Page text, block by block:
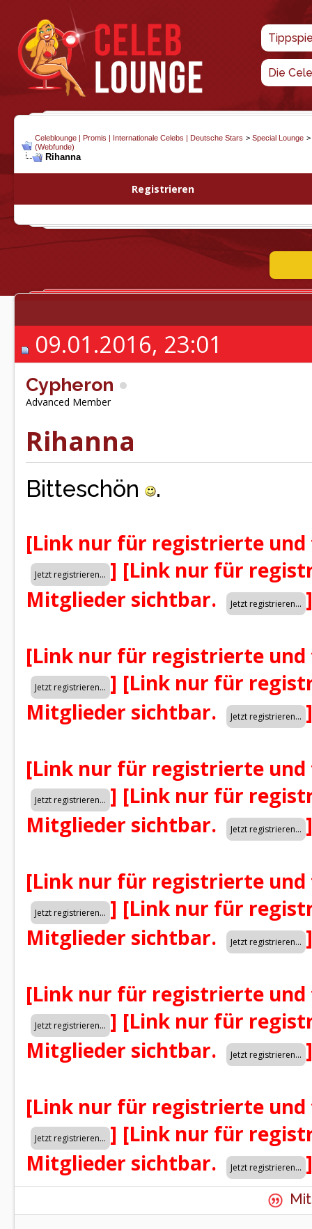
Die
Celeblounge | Promis | Internationale Celebs | Deutsche Stars > Special Lounge >
(Webfunde)
Rihanna
Registrieren
09.01.2016, 23:01
Cypheron
Advanced Member
Rihanna
Bitteschön .
[Link nur für registrierte
] [Link nur für
Mitglieder sichtbar.
]
[Link nur für registrierte
] [Link nur für
Mitglieder sichtbar.
]
[Link nur für registrierte
] [Link nur für
Mitglieder sichtbar.
]
[Link nur für registrierte
] [Link nur für
Mitglieder sichtbar.
]
[Link nur für registrierte
] [Link nur für
Mitglieder sichtbar.
]
[Link nur für registrierte
] [Link nur für
Mitglieder sichtbar.
]